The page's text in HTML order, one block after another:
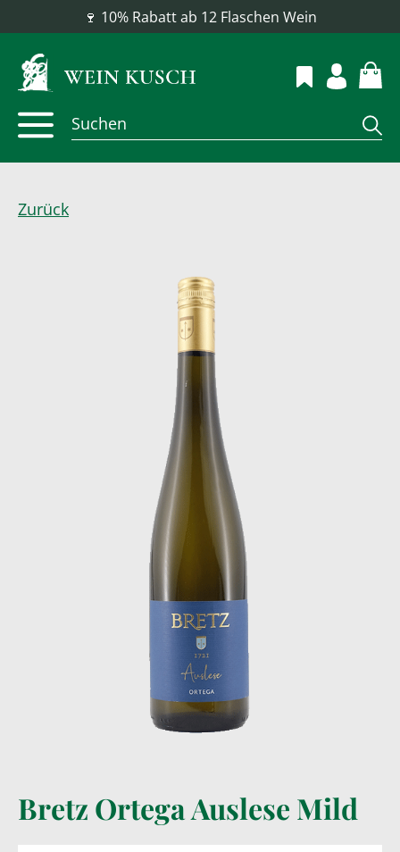
📦 Versandkostenfrei ab 100 €
Zurück
Bretz Ortega Auslese Mild